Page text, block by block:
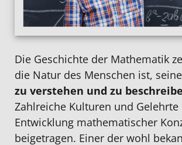
Die Geschichte der Mathematik
die Natur des Menschen ist, seine
zu verstehen und zu beschreibe
Zahlreiche Kulturen und Gelehrte
Entwicklung mathematischer
beigetragen. Einer der wohl